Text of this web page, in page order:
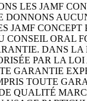
LES JAMF
DONNONS
JAMF CONCEPT
CONSEIL ORAL
DANS LA
PAR LA LOI
GARANTIE
TOUTE
QUALITÉ